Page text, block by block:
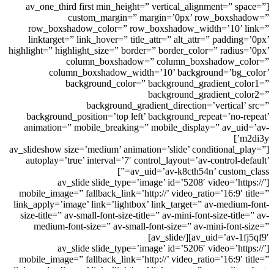
[av_one_third first min_height=” vertical_alignment=” space=”
custom_margin=” margin=’0px’ row_boxshadow=”
row_boxshadow_color=” row_boxshadow_width=’10’ link=”
linktarget=” link_hover=” title_attr=” alt_attr=” padding=’0px’
highlight=” highlight_size=” border=” border_color=” radius=’0px’
column_boxshadow=” column_boxshadow_color=”
column_boxshadow_width=’10’ background=’bg_color’
background_color=” background_gradient_color1=”
background_gradient_color2=”
background_gradient_direction=’vertical’ src=”
background_position=’top left’ background_repeat=’no-repeat’
animation=” mobile_breaking=” mobile_display=” av_uid=’av-
m2di3y’]
[av_slideshow size=’medium’ animation=’slide’ conditional_play=”
autoplay=’true’ interval=’7′ control_layout=’av-control-default’
av_uid=’av-k8cth54n’ custom_class=”]
[av_slide slide_type=’image’ id=’5208′ video=’https://’
mobile_image=” fallback_link=’http://’ video_ratio=’16:9′ title=”
link_apply=’image’ link=’lightbox’ link_target=” av-medium-font-
size-title=” av-small-font-size-title=” av-mini-font-size-title=” av-
medium-font-size=” av-small-font-size=” av-mini-font-size=”
av_uid=’av-1fj5qf9′][/av_slide]
[av_slide slide_type=’image’ id=’5206′ video=’https://’
mobile_image=” fallback_link=’http://’ video_ratio=’16:9′ title=”